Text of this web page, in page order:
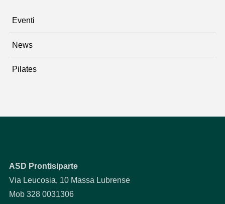
Eventi
News
Pilates
ASD Prontisiparte
Via Leucosia, 10 Massa Lubrense
Mob 328 0031306